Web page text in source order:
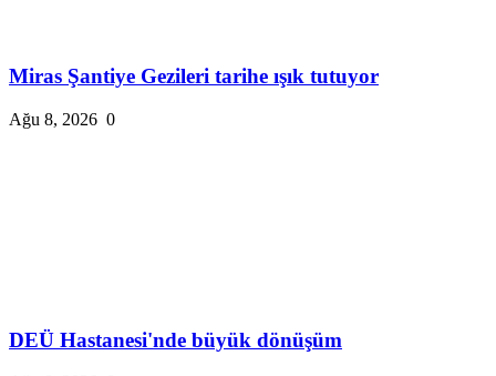
Miras Şantiye Gezileri tarihe ışık tutuyor
Ağu 8, 2026 0
DEÜ Hastanesi'nde büyük dönüşüm